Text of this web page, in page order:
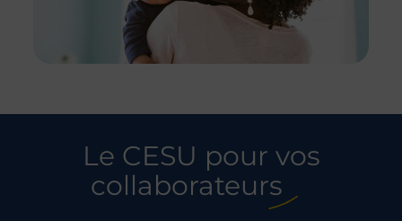
Le CESU pour vos
collaborateurs